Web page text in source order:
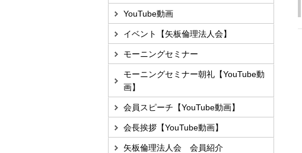
YouTube動画
イベント【矢板倫理法人会】
モーニングセミナー
モーニングセミナー朝礼【YouTube動
画】
会員スピーチ【YouTube動画】
会長挨拶【YouTube動画】
矢板倫理法人会 会員紹介